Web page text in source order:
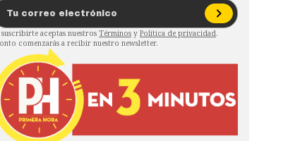
aceptas nuestros Términos y Política de privacidad.
comenzarás a recibir nuestro newsletter.